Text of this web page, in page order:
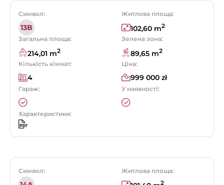
Символ:
13B
Житлова площа:
102,60 m2
Загальна площа:
214,01 m2
Зелена зона:
89,65 m2
Кількість кімнат:
4
Ціна:
999 000 zł
Гараж: У наявності:
Характеристики:
Символ: Житлова площа:
2